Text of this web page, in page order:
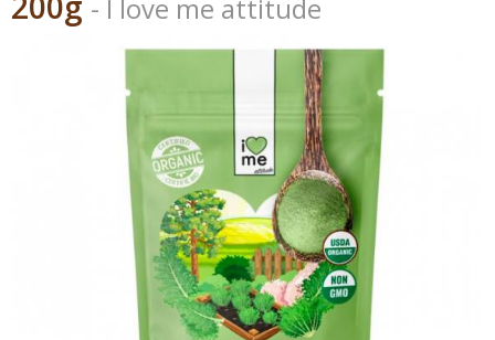
- I love me attitude